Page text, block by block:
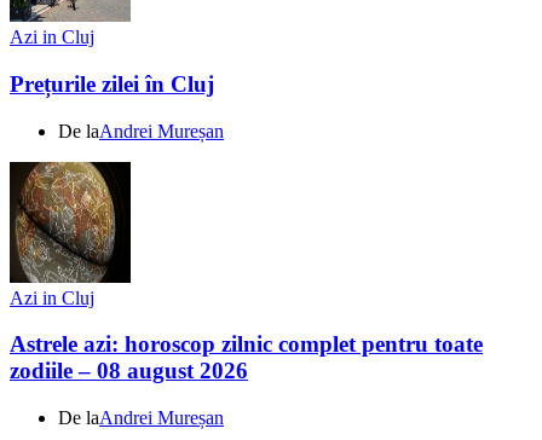
Azi in Cluj
Prețurile zilei în Cluj
De laAndrei Mureșan
Azi in Cluj
Astrele azi: horoscop zilnic complet pentru toate
zodiile – 08 august 2026
De laAndrei Mureșan